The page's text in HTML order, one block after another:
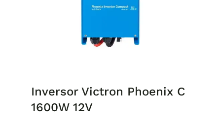
Inversor Victron Phoenix C
1600W 12V